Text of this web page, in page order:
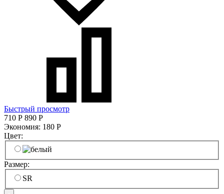
Быстрый просмотр
710 Р 890 Р
Экономия: 180 Р
Цвет:
Размер:
SR